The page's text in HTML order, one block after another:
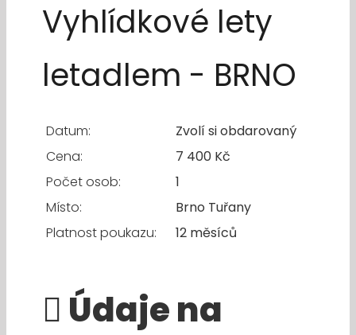
Vyhlídkové lety
letadlem - BRNO
Datum:
Zvolí si obdarovaný
Cena:
7 400 Kč
Počet osob:
1
Místo:
Brno Tuřany
Platnost poukazu:
12 měsíců
Údaje na